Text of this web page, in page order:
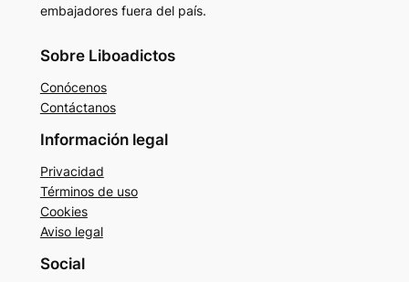
embajadores fuera del país.
Sobre Liboadictos
Conócenos
Contáctanos
Información legal
Privacidad
Términos de uso
Cookies
Aviso legal
Social